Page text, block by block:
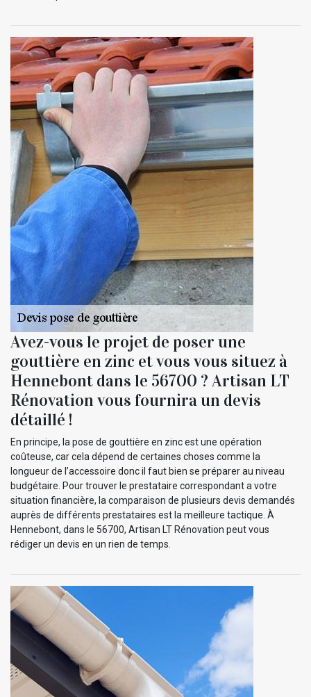
Avez-vous le projet de poser une
gouttière en zinc et vous vous situez à
Hennebont dans le 56700 ? Artisan LT
Rénovation vous fournira un devis
détaillé !
En principe, la pose de gouttière en zinc est une opération
coûteuse, car cela dépend de certaines choses comme la
longueur de l’accessoire donc il faut bien se préparer au niveau
budgétaire. Pour trouver le prestataire correspondant a votre
situation financière, la comparaison de plusieurs devis demandés
auprès de différents prestataires est la meilleure tactique. À
Hennebont, dans le 56700, Artisan LT Rénovation peut vous
rédiger un devis en un rien de temps.